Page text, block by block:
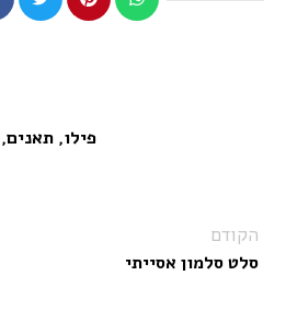
פילו,
הקודם
סלט סלמון אסייתי